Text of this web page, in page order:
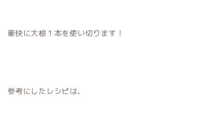
豪快に大根１本を使い切ります！
参考にしたレシピは、